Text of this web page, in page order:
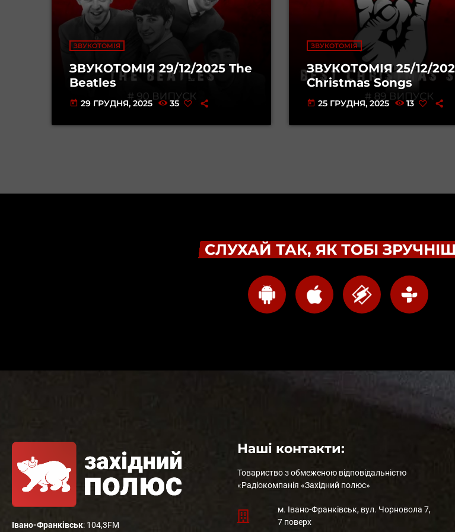
ЗВУКОТОМІЯ
ЗВУКОТОМІЯ 29/12/2025 The
Beatles
today 29 ГРУДНЯ, 2025 35
ЗВУКОТОМІЯ
ЗВУКОТОМІЯ 25/12/
Christmas Songs
today 25 ГРУДНЯ, 2025 13
СЛУХАЙ ТАК, ЯК ТОБІ
Івано-Франківськ: 104,3FM
Наші контакти:
Товариство з обмеженою відповідальністю
«Радіокомпанія «Західний полюс»
м. Івано-Франківськ, вул. Чорновола 7,
7 поверх